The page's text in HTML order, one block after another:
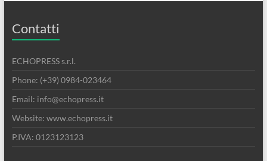
Contatti
ECHOPRESS s.r.l.
Phone: (+39) 0984-023464
Email: info@echopress.it
Website: www.echopress.it
P.IVA: 0123123123